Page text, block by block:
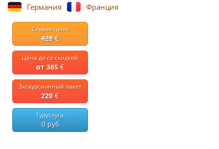
Германия Франция
Старая цена
428€
Цена до со скидкой
от 385€
Экскурсионный пакет
220€
Туруслуга:
0 руб